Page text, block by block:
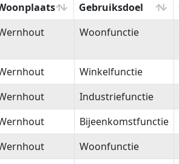
Gebruiksdoel
Gebruiksdoel
Woonfunctie
Winkelfunctie
Industriefunctie
Bijeenkomstfunctie
Woonfunctie